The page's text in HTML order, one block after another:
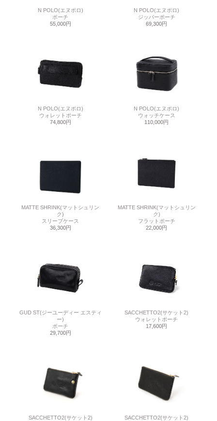
N POLO(エヌポロ)
ポーチ
55,000円
N POLO(エヌポロ)
ジッパーポーチ
69,300円
N POLO(エヌポロ)
ウォレットポーチ
74,800円
N POLO(エヌポロ)
ウォッチケース
110,000円
MATTE SHRINK(マットシュリン
ク)
スリーブケース
36,300円
MATTE SHRINK(マットシュリン
ク)
フラットポーチ
22,000円
GUD ST(ジーユーディー エスティ
ー)
ポーチ
29,700円
SACCHETTO2(サケット2)
ウォレットポーチ
17,600円
SACCHETTO2(サケット2)
SACCHETTO2(サケット2)